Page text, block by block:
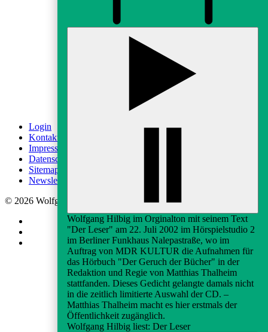
fab fa-instagram
fab fa-youtube
Login
Kontakt
Impressum
Datenschutz
Sitemap
Newsletter-Anmeldung
© 2026 Wolfgang-Hilbig-Gesellschaft e.V.
Wolfgang Hilbig im Orginalton mit seinem Text
"Der Leser" am 22. Juli 2002 im Hörspielstudio 2
im Berliner Funkhaus Nalepastraße, wo im
Auftrag von MDR KULTUR die Aufnahmen für
das Hörbuch "Der Geruch der Bücher" in der
Redaktion und Regie von Matthias Thalheim
stattfanden. Dieses Gedicht gelangte damals nicht
in die zeitlich limitierte Auswahl der CD. –
Matthias Thalheim macht es hier erstmals der
Öffentlichkeit zugänglich.
Wolfgang Hilbig liest: Der Leser